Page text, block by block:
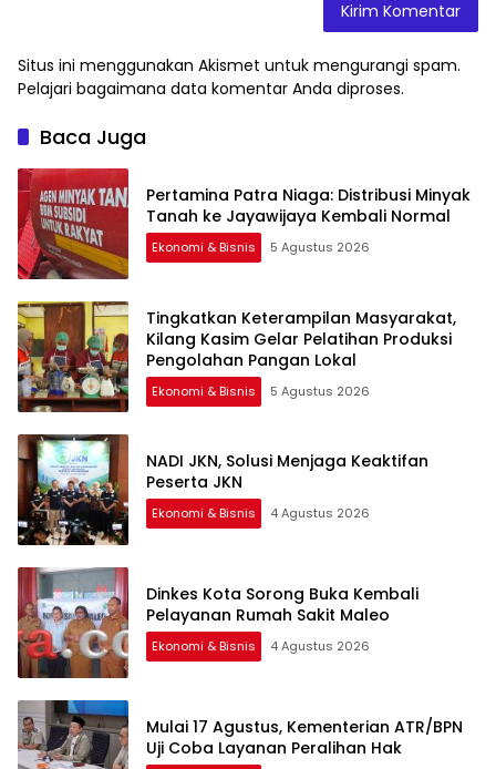
Situs ini menggunakan Akismet untuk mengurangi spam.
Pelajari bagaimana data komentar Anda diproses.
Baca Juga
Pertamina Patra Niaga: Distribusi Minyak
Tanah ke Jayawijaya Kembali Normal
Ekonomi & Bisnis 5 Agustus 2026
Tingkatkan Keterampilan Masyarakat,
Kilang Kasim Gelar Pelatihan Produksi
Pengolahan Pangan Lokal
Ekonomi & Bisnis 5 Agustus 2026
NADI JKN, Solusi Menjaga Keaktifan
Peserta JKN
Ekonomi & Bisnis 4 Agustus 2026
Dinkes Kota Sorong Buka Kembali
Pelayanan Rumah Sakit Maleo
Ekonomi & Bisnis 4 Agustus 2026
Mulai 17 Agustus, Kementerian ATR/BPN
Uji Coba Layanan Peralihan Hak